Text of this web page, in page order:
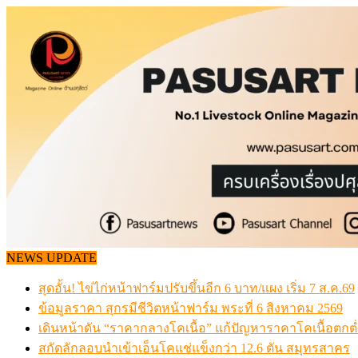
content
NEWS UPDATE
สุดอั้น! ไข่ไก่หน้าฟาร์มปรับขึ้นอีก 6 บาท/แผง เริ่ม 7 ส.ค.69
ข้อมูลราคา สุกรมีชีวิตหน้าฟาร์ม พระที่ 6 สิงหาคม 2569
เดินหน้าดัน “ราคากลางโคเนื้อ” แก้ปัญหาราคาโคเนื้อตก
สกัดลักลอบนำเข้าเอ็นโคแช่แข็งกว่า 12.6 ตัน สมุทรสาคร